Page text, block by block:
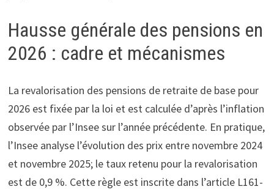
Hausse générale des pensions en
2026 : cadre et mécanismes
La revalorisation des pensions de retraite de base pour
2026 est fixée par la loi et est calculée d’après l’inflation
observée par l’Insee sur l’année précédente. En pratique,
l’Insee analyse l’évolution des prix entre novembre 2024
et novembre 2025; le taux retenu pour la revalorisation
est de 0,9 %. Cette règle est inscrite dans l’article L161-